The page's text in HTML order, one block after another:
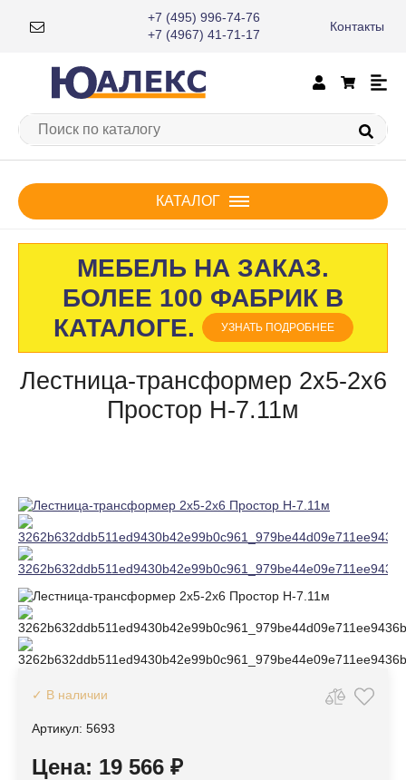
+7 (495) 996-74-76
+7 (4967) 41-71-17
Контакты
КАТАЛОГ
МЕБЕЛЬ НА ЗАКАЗ.
БОЛЕЕ 100 ФАБРИК В
КАТАЛОГЕ.
УЗНАТЬ ПОДРОБНЕЕ
Лестница-трансформер 2х5-2х6
Простор Н-7.11м
✓ В наличии
Артикул: 5693
Цена: 19 566 ₽